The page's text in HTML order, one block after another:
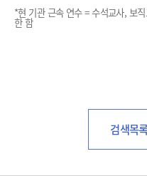
*현 기관 근속 연수 = 수석교사, 보
한 함
검색목